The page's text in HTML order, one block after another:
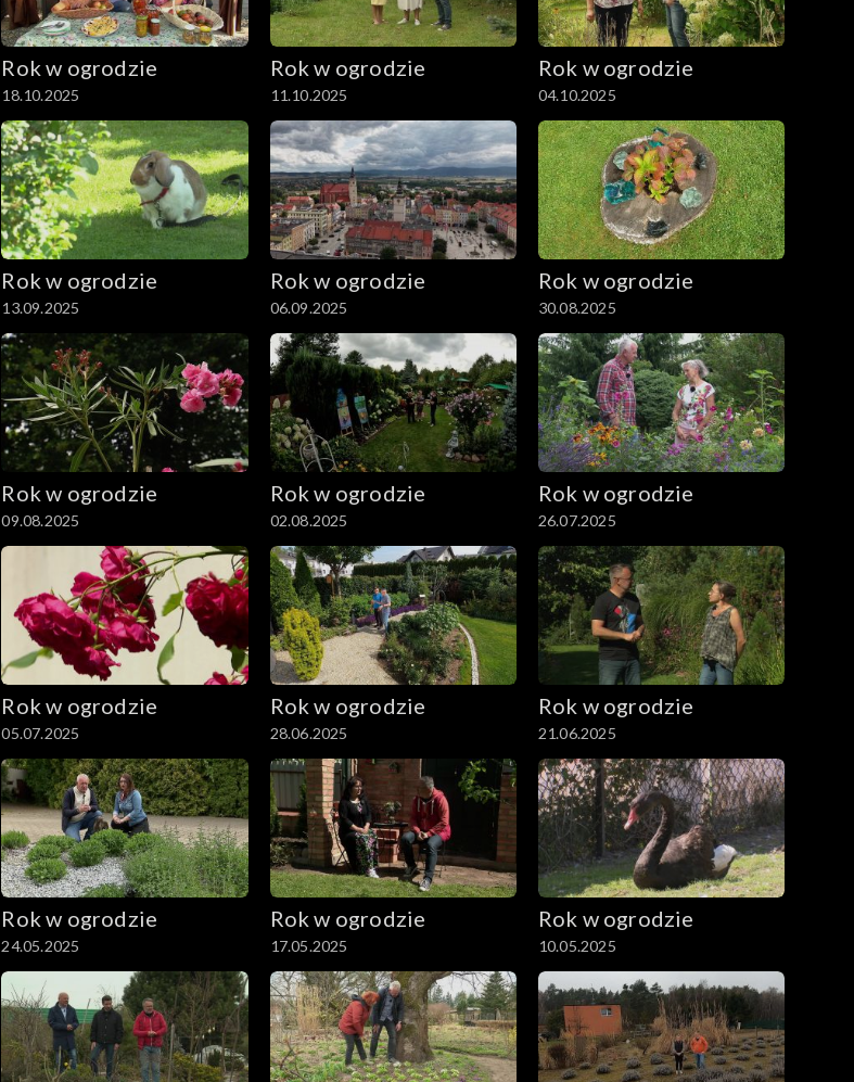
Rok w ogrodzie
18.10.2025
Rok w ogrodzie
11.10.2025
Rok w ogrodzie
04.10.2025
Rok w ogrodzie
13.09.2025
Rok w ogrodzie
06.09.2025
Rok w ogrodzie
30.08.2025
Rok w ogrodzie
09.08.2025
Rok w ogrodzie
02.08.2025
Rok w ogrodzie
26.07.2025
Rok w ogrodzie
05.07.2025
Rok w ogrodzie
28.06.2025
Rok w ogrodzie
21.06.2025
Rok w ogrodzie
24.05.2025
Rok w ogrodzie
17.05.2025
Rok w ogrodzie
10.05.2025